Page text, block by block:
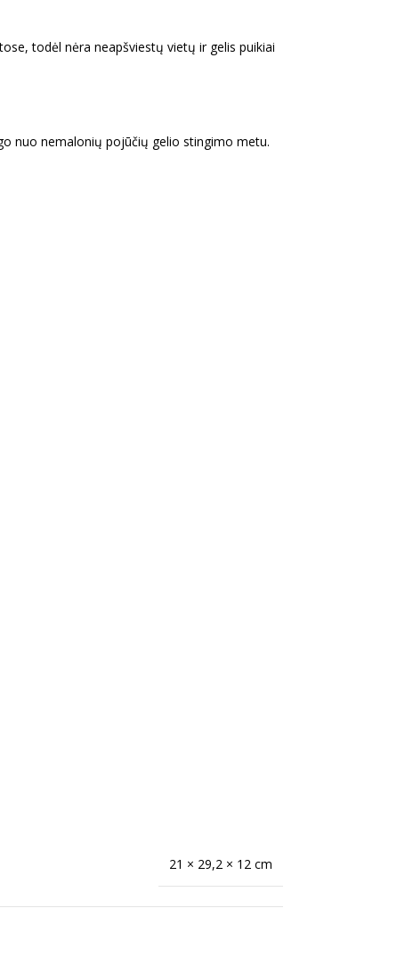
todėl nėra neapšviestų vietų ir gelis puikiai
nuo nemalonių pojūčių gelio stingimo metu.
21 × 29,2 × 12 cm